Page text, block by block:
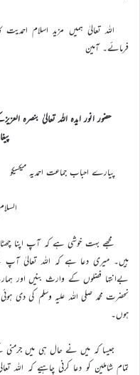
اللہ تعالیٰ ہمیں مزید اسلام
فرمائے۔ آمین
پیارے احباب جماعت احمدیہ میکسیکو
ہیں۔ میری دعا ہے کہ اللہ تعالیٰ
بےانتہا فضلوں کے وارث بنیں اور
نحضرت محمد صلی اللہ علیہ وسلم کی دی
ہوں۔
جیسا کہ میں نے حال ہی میں جرمنی
تمام شاملین کو دعا کرنی چاہیے کہ